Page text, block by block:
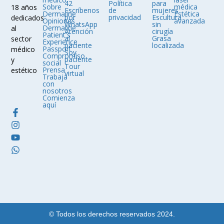
18 años
dedicados
al
sector
médico
y
estético
médica
Estética
avanzada
para
mujeres
Escultura
sin
cirugía
Grasa
localizada
Política
de
privacidad
42
Escríbenos
por
WhatsApp
Atención
al
paciente
Soy
paciente
Tour
virtual
Sobre
Dermaline
Opiniones
Dermaline
Patient's
Experience
Passport
Compromiso
social
Prensa
Trabaja
con
nosotros
Comienza
aquí
© Todos los derechos reservados 2024.